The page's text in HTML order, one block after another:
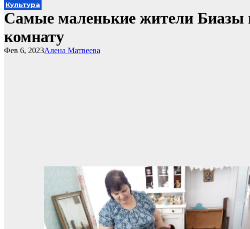
Культура
Самые маленькие жители Биазы
комнату
Алена Матвеева
Фев 6, 2023